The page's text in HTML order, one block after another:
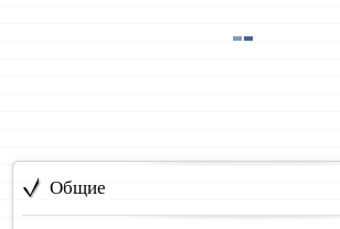
Общие